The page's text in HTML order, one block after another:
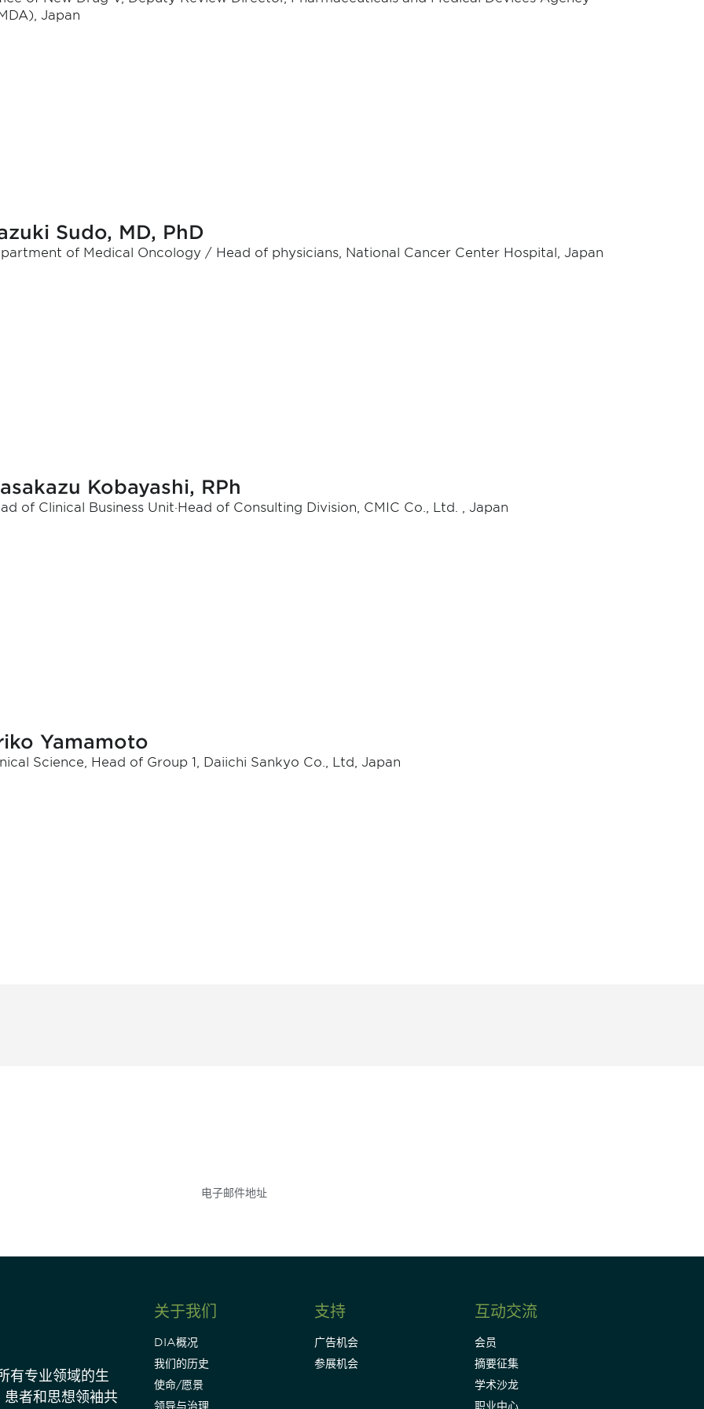
Japan
Sudo, MD, PhD
of Medical Oncology / Head of physicians, National Cancer Center Hospital, Japan
Kobayashi, RPh
of Clinical Business Unit·Head of Consulting Division, CMIC Co., Ltd. , Japan
Yamamoto
Science, Head of Group 1, Daiichi Sankyo Co., Ltd, Japan
有专业领域的生
者和思想领袖共
关于我们
DIA概况
我们的历史
使命/愿景
领导与治理
支持
广告机会
参展机会
互动交流
会员
摘要征集
学术沙龙
职业中心